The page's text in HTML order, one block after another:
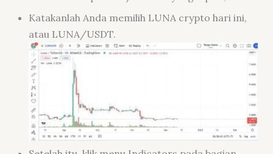
Katakanlah Anda memilih LUNA crypto hari ini,
atau LUNA/USDT.